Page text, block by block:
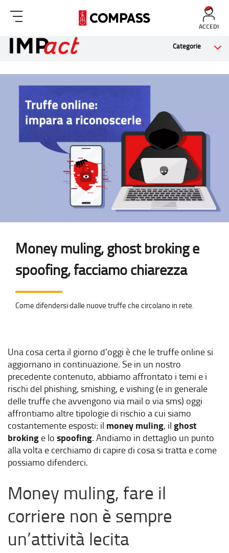
ACCEDI
Categorie
Money muling, ghost broking e
spoofing, facciamo chiarezza
Come difendersi dalle nuove truffe che circolano in rete.
Una cosa certa il giorno d’oggi è che le truffe online si
aggiornano in continuazione. Se in un nostro
precedente contenuto, abbiamo affrontato i temi e i
rischi del phishing, smishing, e vishing (e in generale
delle truffe che avvengono via mail o via sms) oggi
affrontiamo altre tipologie di rischio a cui siamo
costantemente esposti: il money muling, ilghost
brokinge lospoofing. Andiamo in dettaglio un punto
alla volta e cerchiamo di capire di cosa si tratta e come
possiamo difenderci.
Money muling, fare il
corriere non è sempre
un’attività lecita